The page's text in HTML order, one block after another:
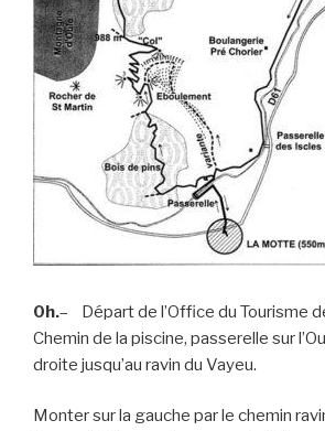
0h.– Départ de l’Office du Tourisme
Chemin de la piscine, passerelle sur
droite jusqu’au ravin du Vayeu.
Monter sur la gauche par le chemin